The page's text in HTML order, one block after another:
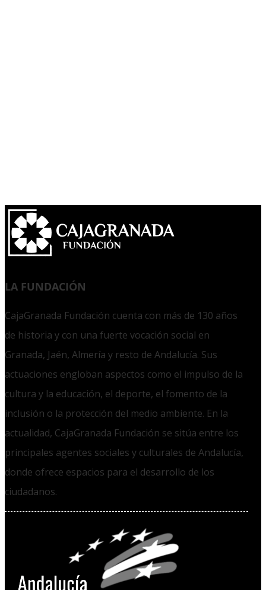
LA FUNDACIÓN
CajaGranada Fundación cuenta con más de 130 años
de historia y con una fuerte vocación social en
Granada, Jaén, Almería y resto de Andalucía. Sus
actuaciones engloban aspectos como el impulso de la
cultura y la educación, el deporte, el fomento de la
inclusión o la protección del medio ambiente. En la
actualidad, CajaGranada Fundación se sitúa entre los
principales agentes sociales y culturales de Andalucía,
donde ofrece espacios para el desarrollo de los
ciudadanos.